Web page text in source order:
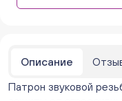
ежедневно с 10:00
ежедневно с 10:00
Краснопольский
Описание
Патрон звуковой